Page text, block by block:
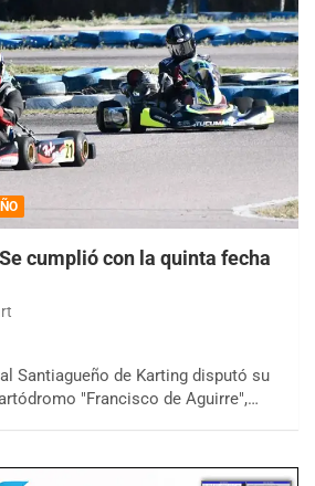
cumplió con la quinta fecha
Santiagueño de Karting disputó su
"Francisco de Aguirre",…